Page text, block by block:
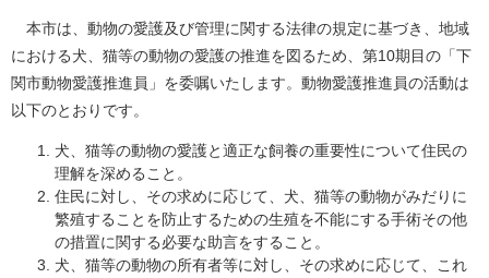
本市は、動物の愛護及び管理に関する法律の規定に基づき、地域
における犬、猫等の動物の愛護の推進を図るため、第10期目の「下
関市動物愛護推進員」を委嘱いたします。動物愛護推進員の活動は
以下のとおりです。
犬、猫等の動物の愛護と適正な飼養の重要性について住民の
理解を深めること。
住民に対し、その求めに応じて、犬、猫等の動物がみだりに
繁殖することを防止するための生殖を不能にする手術その他
の措置に関する必要な助言をすること。
犬、猫等の動物の所有者等に対し、その求めに応じて、これ